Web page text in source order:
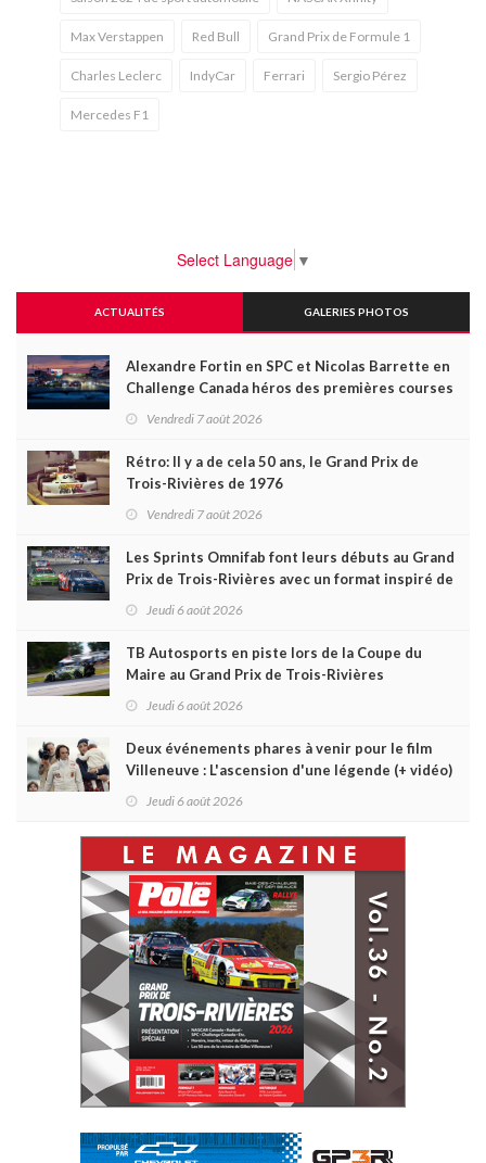
Max Verstappen Red Bull Grand Prix de Formule 1
Charles Leclerc IndyCar Ferrari Sergio Pérez
Mercedes F1
Select Language ▼
ACTUALITÉS GALERIES PHOTOS
Alexandre Fortin en SPC et Nicolas Barrette en
Challenge Canada héros des premières courses
Vendredi 7 août 2026
Rétro: Il y a de cela 50 ans, le Grand Prix de
Trois-Rivières de 1976
Vendredi 7 août 2026
Les Sprints Omnifab font leurs débuts au Grand
Prix de Trois-Rivières avec un format inspiré de
Jeudi 6 août 2026
TB Autosports en piste lors de la Coupe du
Maire au Grand Prix de Trois-Rivières
Jeudi 6 août 2026
Deux événements phares à venir pour le film
Villeneuve : L'ascension d'une légende (+ vidéo)
Jeudi 6 août 2026